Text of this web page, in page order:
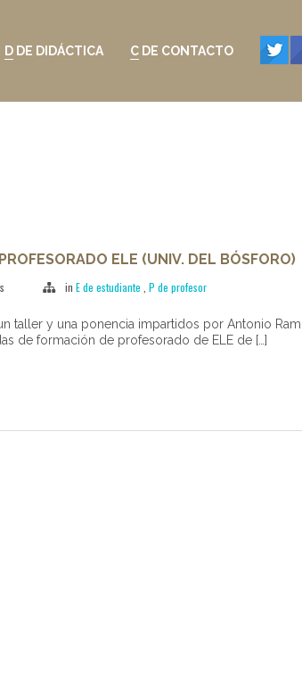
D DE DIDÁCTICA C DE CONTACTO
ELE (UNIV. DEL BÓSFORO)
en
Jornadas
de
formación
del
in E de estudiante P de profesor
taller y una ponencia impartidos por Antonio
de formación de profesorado de ELE de […]